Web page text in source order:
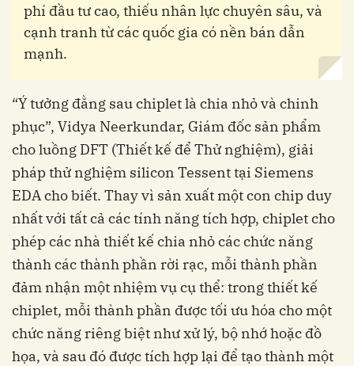
phí đầu tư cao, thiếu nhân lực chuyên sâu, và
cạnh tranh từ các quốc gia có nền bán dẫn
mạnh.
“Ý tưởng đằng sau chiplet là chia nhỏ và chinh
phục”, Vidya Neerkundar, Giám đốc sản phẩm
cho luồng DFT (Thiết kế để Thử nghiệm), giải
pháp thử nghiệm silicon Tessent tại Siemens
EDA cho biết. Thay vì sản xuất một con chip duy
nhất với tất cả các tính năng tích hợp, chiplet cho
phép các nhà thiết kế chia nhỏ các chức năng
thành các thành phần rời rạc, mỗi thành phần
đảm nhận một nhiệm vụ cụ thể: trong thiết kế
chiplet, mỗi thành phần được tối ưu hóa cho một
chức năng riêng biệt như xử lý, bộ nhớ hoặc đồ
họa, và sau đó được tích hợp lại để tạo thành một